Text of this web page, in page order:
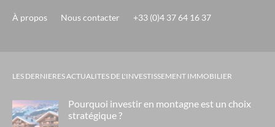
À propos Nous contacter +33 (0)4 37 64 16 37
LES DERNIERES ACTUALITES DE L'INVESTISSEMENT IMMOBILIER
Pourquoi investir en montagne est un choix
stratégique ?